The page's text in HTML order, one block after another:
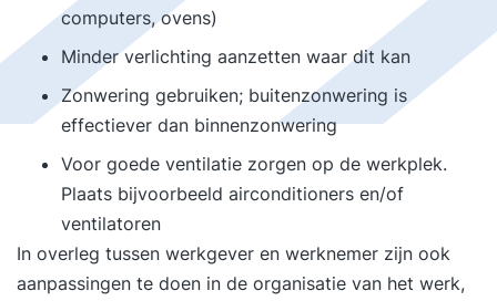
computers, ovens)
Minder verlichting aanzetten waar dit kan
Zonwering gebruiken; buitenzonwering is
effectiever dan binnenzonwering
Voor goede ventilatie zorgen op de werkplek.
Plaats bijvoorbeeld airconditioners en/of
ventilatoren
In overleg tussen werkgever en werknemer zijn ook
aanpassingen te doen in de organisatie van het werk,